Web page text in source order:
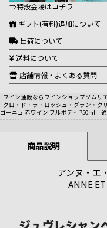
⇒特設会場はコチラ
ギフト(有料)追加について
出荷について
送料について
店舗情報・よくある質問
ワイン通販ならワインショップソムリエ
クロ・ド・ラ・ロッシュ・グラン・ク
ゴーニュ 赤ワイン フルボディ 750ml
商品説明
アンヌ・エ
ANNE